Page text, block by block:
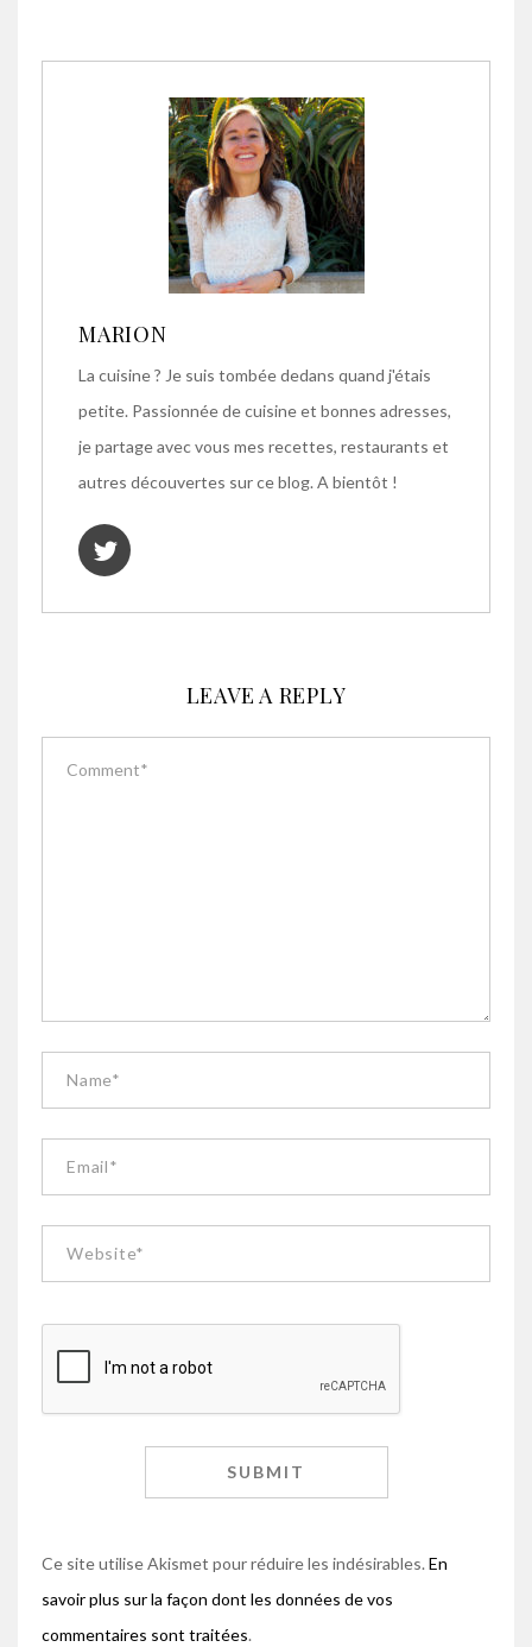
MARION
La cuisine ? Je suis tombée dedans quand j'étais
petite. Passionnée de cuisine et bonnes adresses,
je partage avec vous mes recettes, restaurants et
autres découvertes sur ce blog. A bientôt !
LEAVE A REPLY
Ce site utilise Akismet pour réduire les indésirables. En
savoir plus sur la façon dont les données de vos
commentaires sont traitées.